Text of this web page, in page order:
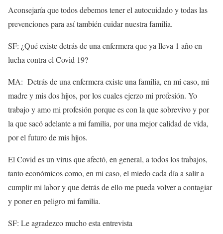
Aconsejaría que todos debemos tener el autocuidado y todas las
prevenciones para así también cuidar nuestra familia.
SF: ¿Qué existe detrás de una enfermera que ya lleva 1 año en
lucha contra el Covid 19?
MA: Detrás de una enfermera existe una familia, en mi caso, mi
madre y mis dos hijos, por los cuales ejerzo mi profesión. Yo
trabajo y amo mi profesión porque es con la que sobrevivo y por
la que sacó adelante a mi familia, por una mejor calidad de vida,
por el futuro de mis hijos.
El Covid es un virus que afectó, en general, a todos los trabajos,
tanto económicos como, en mi caso, el miedo cada día a salir a
cumplir mi labor y que detrás de ello me pueda volver a contagiar
y poner en peligro mi familia.
SF: Le agradezco mucho esta entrevista